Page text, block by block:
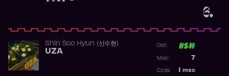
6.
Shin Soo Hyun (신수현)
UZA
Ost:
7
Max:
msc
Czas: